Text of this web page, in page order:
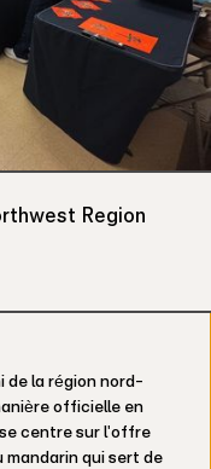
Region
de la région nord-
officielle en
centre sur l'offre
qui sert de